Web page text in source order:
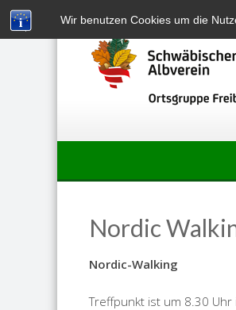
Wir benutzen Cookies um die
Skip
to
Nordic
Nordic-Walking
Treffpunkt ist um 8.30